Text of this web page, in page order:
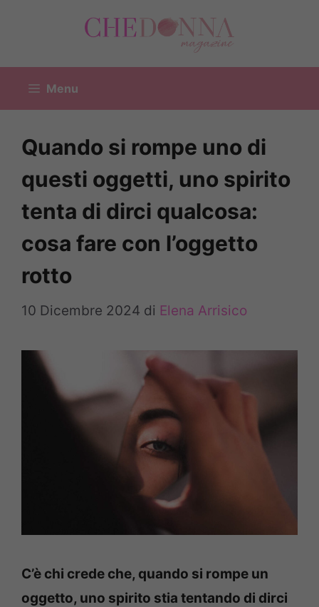
Menu
Quando si rompe uno di
questi oggetti, uno spirito
tenta di dirci qualcosa:
cosa fare con l’oggetto
rotto
10 Dicembre 2024 di Elena Arrisico
C’è chi crede che, quando si rompe un
oggetto, uno spirito stia tentando di dirci